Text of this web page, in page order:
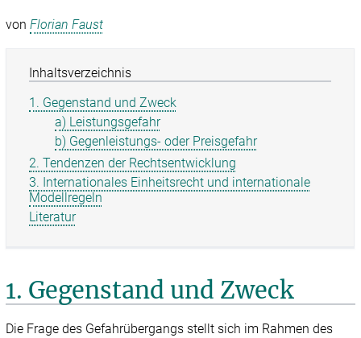
vonFlorian Faust
Inhaltsverzeichnis
1. Gegenstand und Zweck
a) Leistungsgefahr
b) Gegenleistungs- oder Preisgefahr
2. Tendenzen der Rechtsentwicklung
3. Internationales Einheitsrecht und internationale
Modellregeln
Literatur
1. Gegenstand und Zweck
Die Frage des Gefahrübergangs stellt sich im Rahmen des